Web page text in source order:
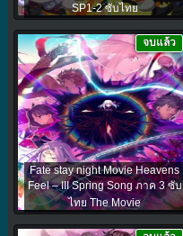
SP1-2 ซับไทย
Fate stay night Movie Heavens
Feel – III Spring Song ภาค 3 ซับ
ไทย The Movie
จบแล้ว